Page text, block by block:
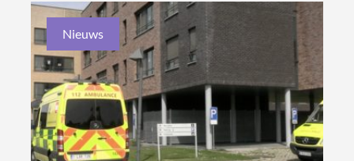
Nieuws